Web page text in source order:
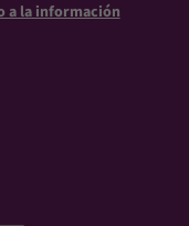
a la información